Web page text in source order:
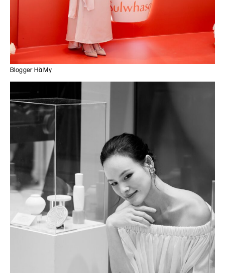
Blogger Hà My